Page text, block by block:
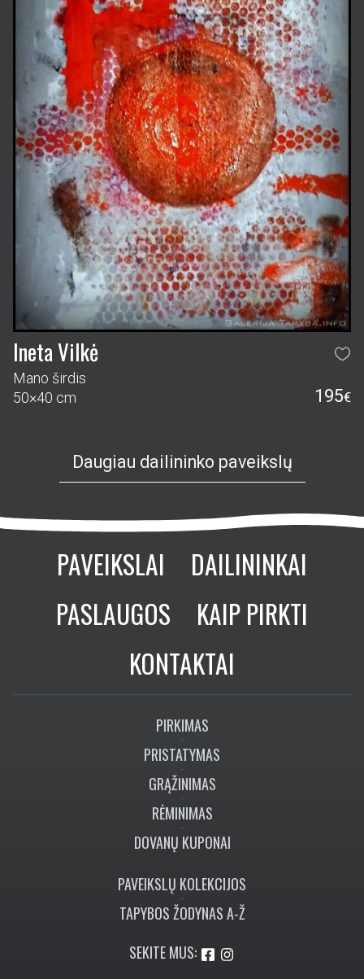
Ineta Vilkė
Mano širdis
50×40 cm
195€
Daugiau dailininko paveikslų
PAVEIKSLAI
DAILININKAI
PASLAUGOS
KAIP PIRKTI
KONTAKTAI
PIRKIMAS
PRISTATYMAS
GRĄŽINIMAS
RĖMINIMAS
DOVANŲ KUPONAI
PAVEIKSLŲ KOLEKCIJOS
TAPYBOS ŽODYNAS A-Ž
SEKITE MUS: